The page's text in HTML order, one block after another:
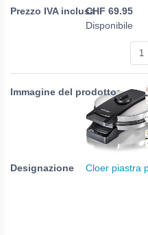
CHF 69.95
Disponibile
Cloer piastra